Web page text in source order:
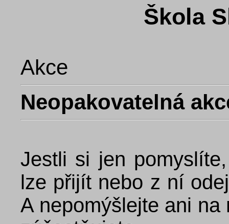
Škola
Akce
Neopakovatelná
Jestli si jen
lze přijít nebo z ní
A nepomýšlejte ani